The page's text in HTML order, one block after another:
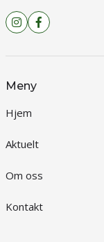
Meny
Hjem
Aktuelt
Om oss
Kontakt